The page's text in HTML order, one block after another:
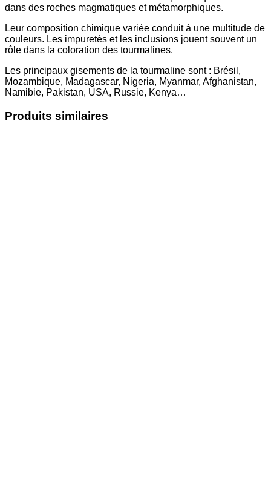
dans des roches magmatiques et métamorphiques.
Leur composition chimique variée conduit à une multitude de
couleurs. Les impuretés et les inclusions jouent souvent un
rôle dans la coloration des tourmalines.
Les principaux gisements de la tourmaline sont : Brésil,
Mozambique, Madagascar, Nigeria, Myanmar, Afghanistan,
Namibie, Pakistan, USA, Russie, Kenya…
Produits similaires